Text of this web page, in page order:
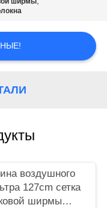
воздушного
127cm сетка
ширмы